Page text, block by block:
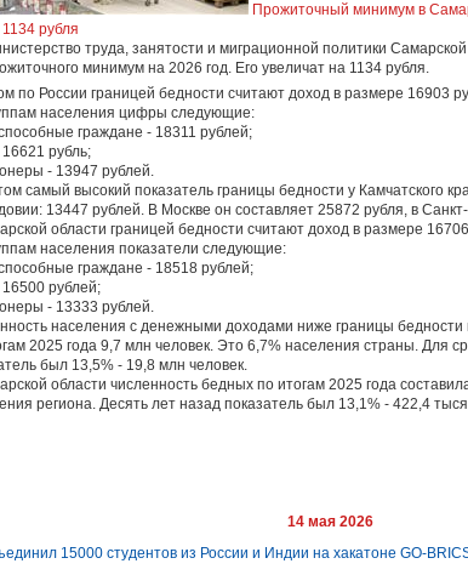
Прожиточный минимум в
рубля
труда, занятости и миграционной политики
минимум на 2026 год. Его увеличат на 1134 рубля.
по России границей бедности считают доход в размере 16903
населения цифры следующие:
граждане - 18311 рублей;
рубль;
- 13947 рублей.
самый высокий показатель границы бедности у Камчатского
13447 рублей. В Москве он составляет 25872 рубля, в
области границей бедности считают доход в размере
населения показатели следующие:
граждане - 18518 рублей;
рублей;
- 13333 рублей.
населения с денежными доходами ниже границы бедности
2025 года 9,7 млн человек. Это 6,7% населения страны. Для
был 13,5% - 19,8 млн человек.
области численность бедных по итогам 2025 года
региона. Десять лет назад показатель был 13,1% - 422,4
14 мая 2026
15000 студентов из России и Индии на хакатоне GO-